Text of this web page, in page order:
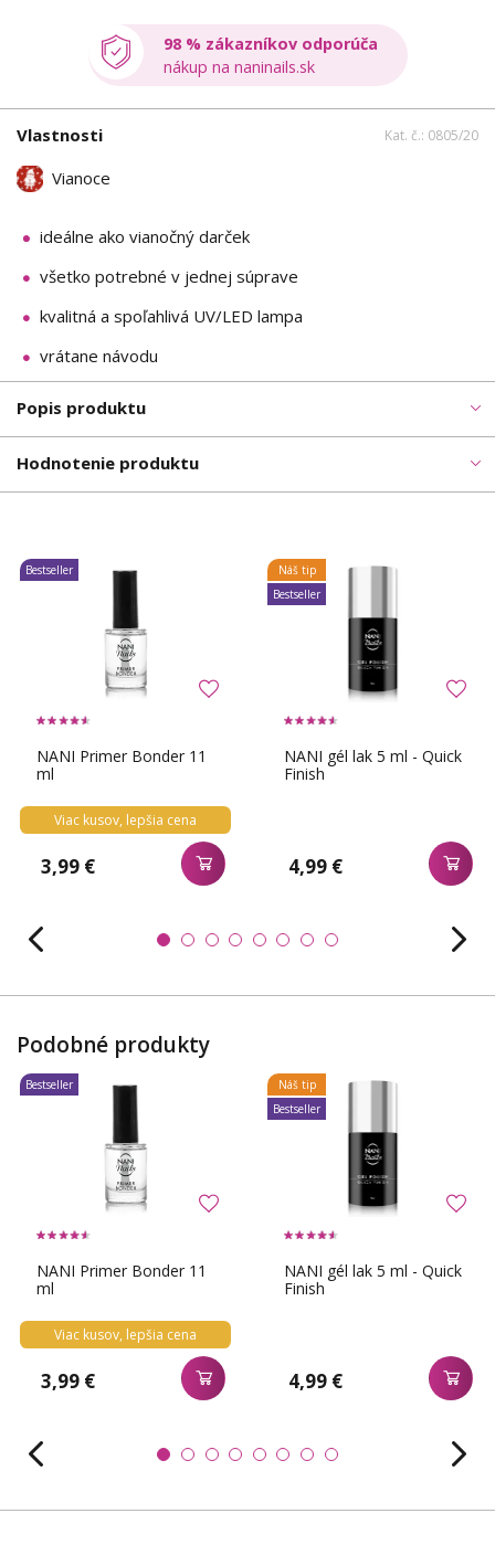
98 % zákazníkov odporúča
nákup na naninails.sk
Vlastnosti Kat. č.: 0805/20
Vianoce
ideálne ako vianočný darček
všetko potrebné v jednej súprave
kvalitná a spoľahlivá UV/LED lampa
vrátane návodu
Popis produktu
Hodnotenie produktu
NANI Primer Bonder 11
ml
Viac kusov, lepšia cena
3,99 €
Bestseller
NANI gél lak 5 ml - Quick
Finish
4,99 €
Náš tip
Bestseller
Podobné produkty
NANI Primer Bonder 11
ml
Viac kusov, lepšia cena
3,99 €
Bestseller
NANI gél lak 5 ml - Quick
Finish
4,99 €
Náš tip
Bestseller